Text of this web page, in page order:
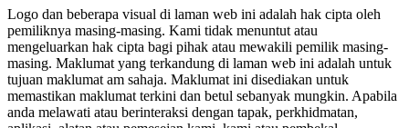
Logo dan beberapa visual di laman web ini adalah hak cipta oleh
pemiliknya masing-masing. Kami tidak menuntut atau
mengeluarkan hak cipta bagi pihak atau mewakili pemilik masing-
masing. Maklumat yang terkandung di laman web ini adalah untuk
tujuan maklumat am sahaja. Maklumat ini disediakan untuk
memastikan maklumat terkini dan betul sebanyak mungkin. Apabila
anda melawati atau berinteraksi dengan tapak, perkhidmatan,